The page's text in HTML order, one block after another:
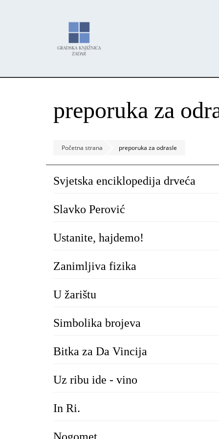
preporuka za
Početna strana preporuka za odrasle
Svjetska enciklopedija drveća
Slavko Perović
Ustanite, hajdemo!
Zanimljiva fizika
U žarištu
Simbolika brojeva
Bitka za Da Vincija
Uz ribu ide - vino
In Ri.